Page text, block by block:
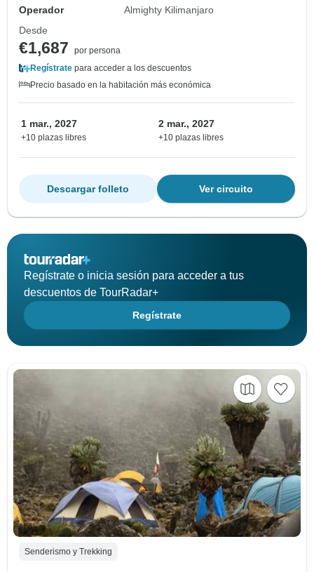
Operador
Almighty Kilimanjaro
Desde
€1,687
por persona
Regístrate para acceder a los descuentos
Precio basado en la habitación más económica
1 mar., 2027
+10 plazas libres
2 mar., 2027
+10 plazas libres
Ver circuito
Descargar folleto
Regístrate o inicia sesión para acceder a tus
descuentos de TourRadar+
Regístrate
Senderismo y Trekking